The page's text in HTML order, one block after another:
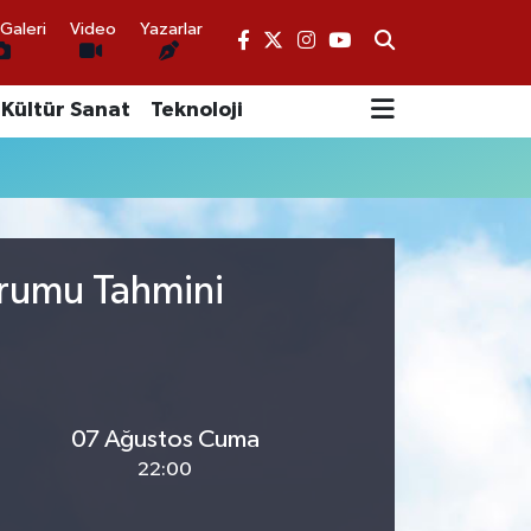
Video Yazarlar
Kültür Sanat Teknoloji
Tahmini
07 Ağustos Cuma
22:00